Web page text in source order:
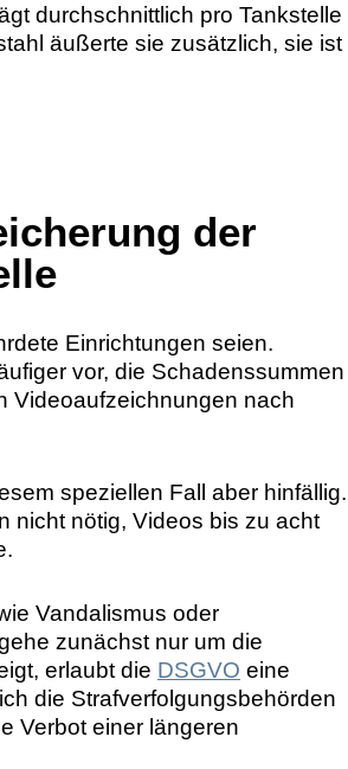
durchschnittlich pro Tankstelle
äußerte sie zusätzlich, sie ist
der
Einrichtungen seien.
vor, die Schadenssummen
Videoaufzeichnungen nach
speziellen Fall aber hinfällig.
nicht nötig, Videos bis zu acht
Vandalismus oder
zunächst nur um die
erlaubt die DSGVO eine
die Strafverfolgungsbehörden
Verbot einer längeren